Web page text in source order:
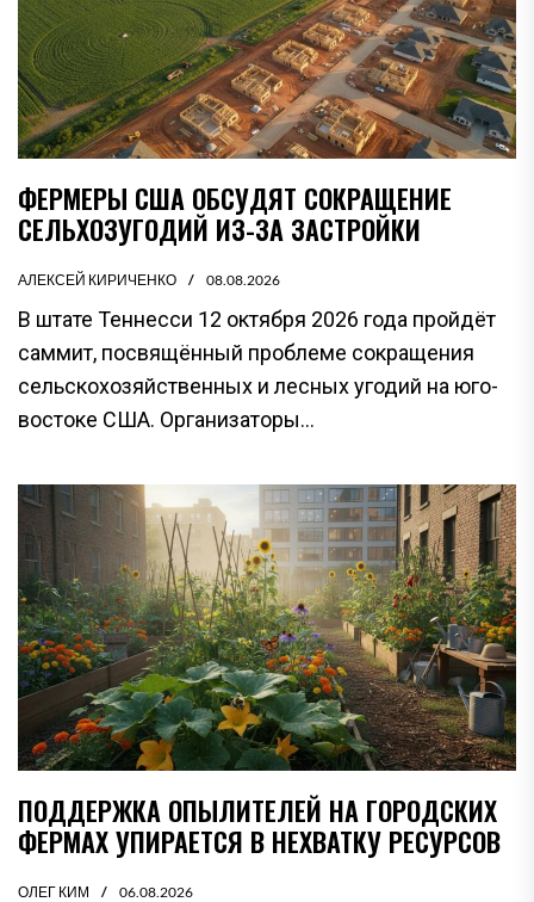
ФЕРМЕРЫ США ОБСУДЯТ СОКРАЩЕНИЕ
СЕЛЬХОЗУГОДИЙ ИЗ-ЗА ЗАСТРОЙКИ
АЛЕКСЕЙ КИРИЧЕНКО 08.08.2026
В штате Теннесси 12 октября 2026 года пройдёт
саммит, посвящённый проблеме сокращения
сельскохозяйственных и лесных угодий на юго-
востоке США. Организаторы...
ПОДДЕРЖКА ОПЫЛИТЕЛЕЙ НА ГОРОДСКИХ
ФЕРМАХ УПИРАЕТСЯ В НЕХВАТКУ РЕСУРСОВ
ОЛЕГ КИМ 06.08.2026